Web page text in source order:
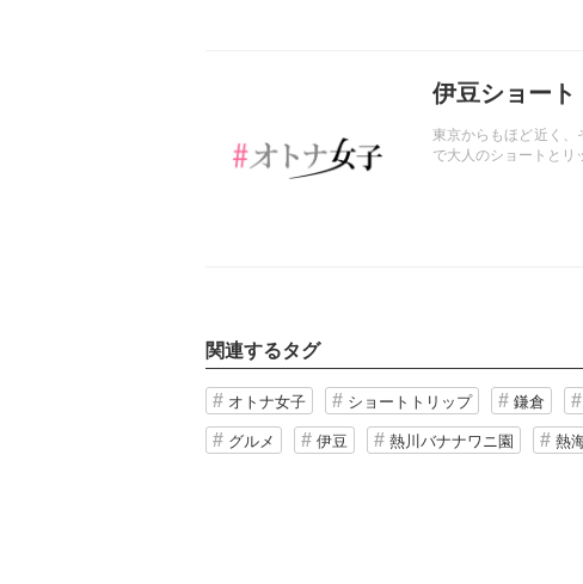
伊豆ショート
東京からもほど近く、
で大人のショートとリ
関連するタグ
オトナ女子 ショートトリップ 鎌倉
グルメ 伊豆 熱川バナナワニ園 熱